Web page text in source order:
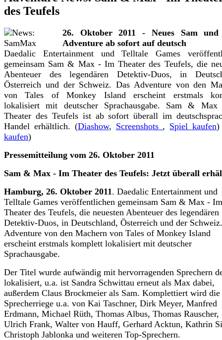
des Teufels
26. Oktober 2011 - Neues Sam
Adventure ab sofort auf deutsch
Daedalic Entertainment und Telltale Games
gemeinsam Sam & Max - Im Theater des Teufels, die
Abenteuer des legendären Detektiv-Duos, in
Österreich und der Schweiz. Das Adventure von den
von Tales of Monkey Island erscheint erstmals
lokalisiert mit deutscher Sprachausgabe. Sam &
Theater des Teufels ist ab sofort überall im
Handel erhältlich. (Diashow, Screenshots , Spiel kaufen
kaufen)
Pressemitteilung vom 26. Oktober 2011
Sam & Max - Im Theater des Teufels: Jetzt überall
Hamburg, 26. Oktober 2011 . Daedalic Entertainment und
Telltale Games veröffentlichen gemeinsam Sam & Max - Im
Theater des Teufels, die neuesten Abenteuer des legendären
Detektiv-Duos, in Deutschland, Österreich und der
Adventure von den Machern von Tales of Monkey Island
erscheint erstmals komplett lokalisiert mit deutscher
Sprachausgabe.
Der Titel wurde aufwändig mit hervorragenden Sprechern
lokalisiert, u.a. ist Sandra Schwittau erneut als Max dabei,
außerdem Claus Brockmeier als Sam. Komplettiert wird die
Sprecherriege u.a. von Kai Taschner, Dirk Meyer, Manfred
Erdmann, Michael Rüth, Thomas Albus, Thomas Rauscher,
Ulrich Frank, Walter von Hauff, Gerhard Acktun, Kathrin
Christoph Jablonka und weiteren Top-Sprechern.